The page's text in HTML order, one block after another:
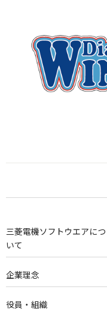
三菱電機ソフトウエアにつ
いて
企業理念
役員・組織